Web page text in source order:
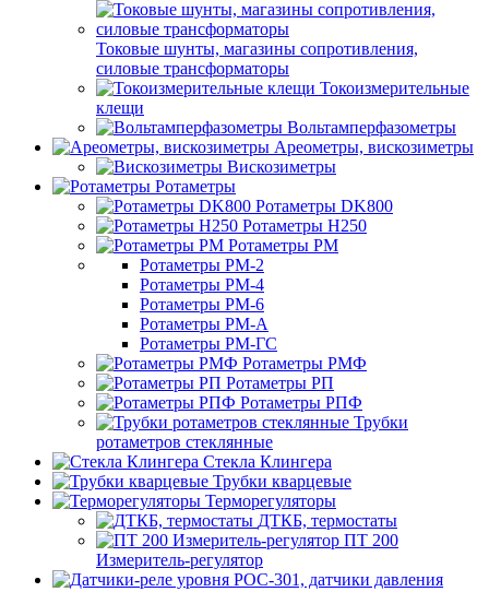
Токовые шунты, магазины сопротивления,
силовые трансформаторы
Токоизмерительные
клещи
Вольтамперфазометры
Ареометры, вискозиметры
Вискозиметры
Ротаметры
Ротаметры DK800
Ротаметры H250
Ротаметры РМ
Ротаметры РМ-2
Ротаметры РМ-4
Ротаметры РМ-6
Ротаметры РМ-А
Ротаметры РМ-ГС
Ротаметры РМФ
Ротаметры РП
Ротаметры РПФ
Трубки
ротаметров стеклянные
Стекла Клингера
Трубки кварцевые
Терморегуляторы
ДТКБ, термостаты
ПТ 200
Измеритель-регулятор